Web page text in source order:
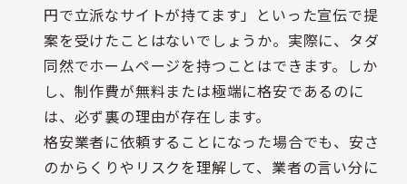
円で立派なサイトが持てます」といった宣伝で提
案を受けたことはないでしょうか。実際に、タダ
同然でホームページを持つことはできます。しか
し、制作費が無料または極端に格安であるのに
は、必ず裏の理由が存在します。
格安業者に依頼することになった場合でも、安さ
のからくりやリスクを理解して、業者の言い分に